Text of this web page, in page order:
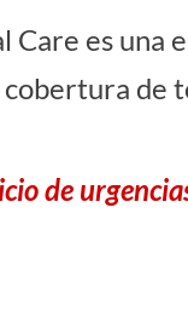
Care es una
cobertura de
de